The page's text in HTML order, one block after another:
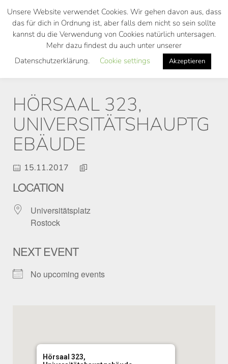
Skip
main
HÖRSAAL 323,
UNIVERSITÄTSHAUPTG
EBÄUDE
15.11.2017
LOCATION
Universitätsplatz
Rostock
NEXT EVENT
No upcoming events
Hörsaal 323,
Unsere Website verwendet Cookies. Wir gehen davon aus, dass
das für dich in Ordnung ist, aber falls dem nicht so sein sollte
kannst du die Verwendung von Cookies natürlich untersagen.
Mehr dazu findest du auch unter unserer
Datenschutzerklärung.
Cookie settings Akzeptieren